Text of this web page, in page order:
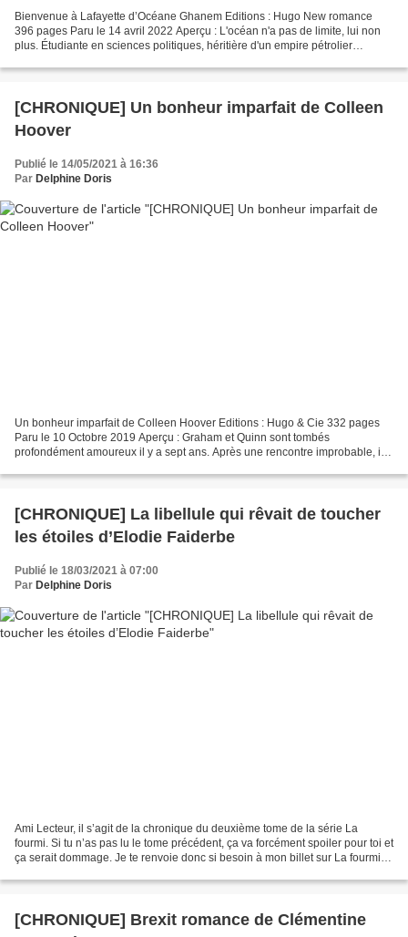
Bienvenue à Lafayette d’Océane Ghanem Editions : Hugo New romance
396 pages Paru le 14 avril 2022 Aperçu : L'océan n'a pas de limite, lui non
plus. Étudiante en sciences politiques, héritière d'un empire pétrolier
[CHRONIQUE] Un bonheur imparfait de Colleen
Hoover
Publié le 14/05/2021 à 16:36
Par Delphine Doris
Un bonheur imparfait de Colleen Hoover Editions : Hugo & Cie 332 pages
Paru le 10 Octobre 2019 Aperçu : Graham et Quinn sont tombés
profondément amoureux il y a sept ans. Après une rencontre improbable, ils
[CHRONIQUE] La libellule qui rêvait de toucher
les étoiles d’Elodie Faiderbe
Publié le 18/03/2021 à 07:00
Par Delphine Doris
Ami Lecteur, il s’agit de la chronique du deuxième tome de la série La
fourmi. Si tu n’as pas lu le tome précédent, ça va forcément spoiler pour toi et
ça serait dommage. Je te renvoie donc si besoin à mon billet sur La fourmi
[CHRONIQUE] Brexit romance de Clémentine